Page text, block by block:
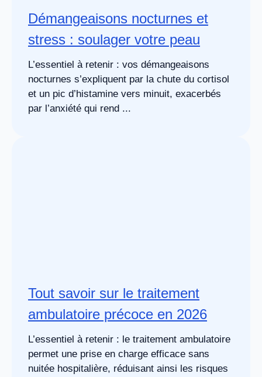
Démangeaisons nocturnes et
stress : soulager votre peau
L’essentiel à retenir : vos démangeaisons
nocturnes s’expliquent par la chute du cortisol
et un pic d’histamine vers minuit, exacerbés
par l’anxiété qui rend ...
Tout savoir sur le traitement
ambulatoire précoce en 2026
L’essentiel à retenir : le traitement ambulatoire
permet une prise en charge efficace sans
nuitée hospitalière, réduisant ainsi les risques